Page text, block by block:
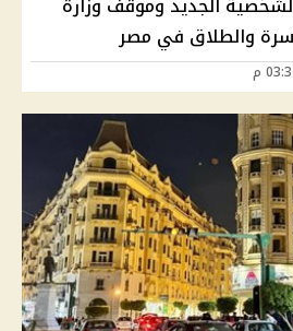
والطلاق في مصر